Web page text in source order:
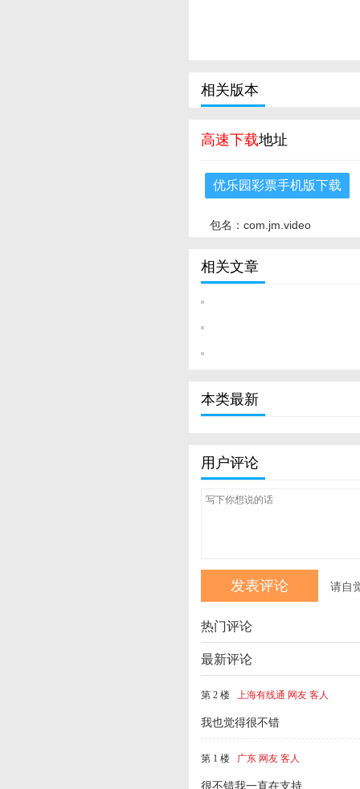
相关版本
高速下载地址
优乐园彩票手机版下载
包名：com.jm.video
相关文章
本类最新
用户评论
请自
热门评论
最新评论
第 2 楼 上海有线通 网友 客人
我也觉得很不错
第 1 楼 广东 网友 客人
很不错我一直在支持